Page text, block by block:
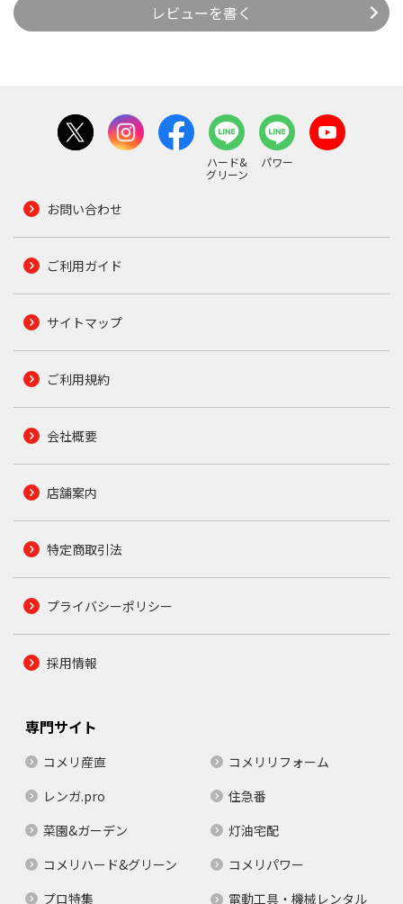
レビューを書く
ハード&
グリーン
パワー
お問い合わせ
ご利用ガイド
サイトマップ
ご利用規約
会社概要
店舗案内
特定商取引法
プライバシーポリシー
採用情報
専門サイト
コメリ産直
コメリリフォーム
レンガ.pro
住急番
菜園&ガーデン
灯油宅配
コメリハード&グリーン
コメリパワー
プロ特集
電動工具・機械レンタル